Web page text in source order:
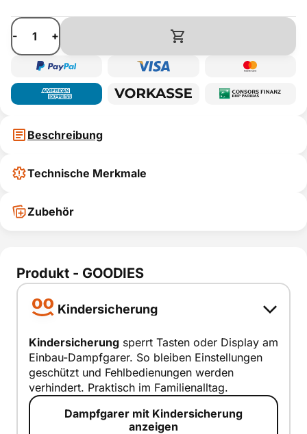
- +
Beschreibung
Technische Merkmale
Zubehör
Produkt - GOODIES
Kindersicherung
Kindersiche
rung
smart erklärt
Kindersicherung sperrt Tasten oder Display am
Einbau-Dampfgarer. So bleiben Einstellungen
geschützt und Fehlbedienungen werden
verhindert. Praktisch im Familienalltag.
Dampfgarer mit Kindersicherung
anzeigen